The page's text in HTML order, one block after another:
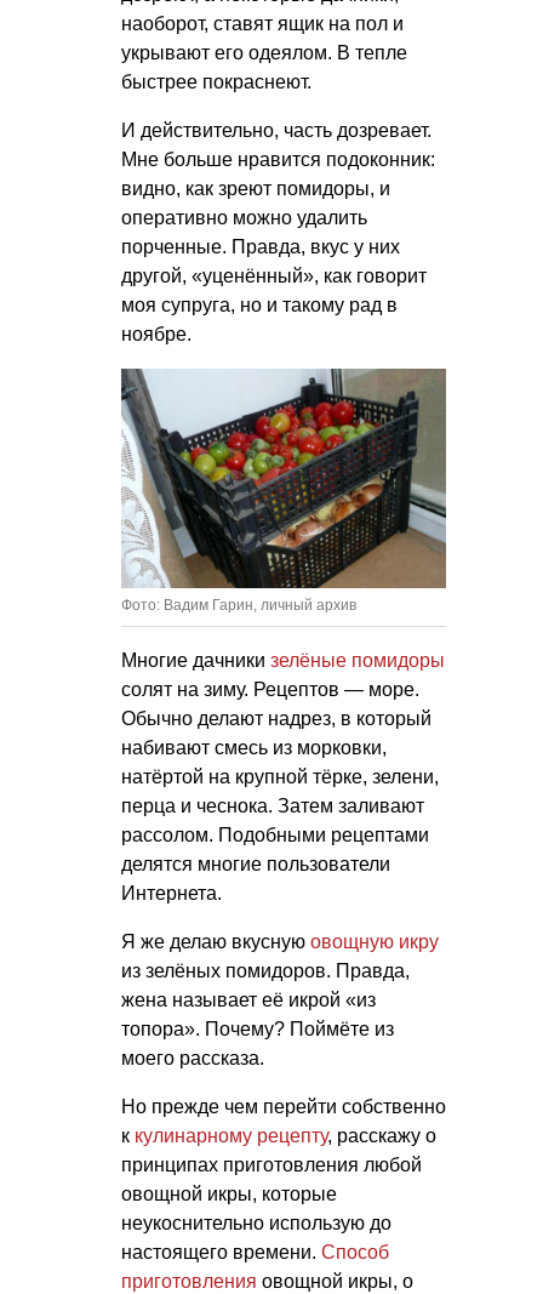
наоборот, ставят ящик на пол и
укрывают его одеялом. В тепле
быстрее покраснеют.
И действительно, часть дозревает.
Мне больше нравится подоконник:
видно, как зреют помидоры, и
оперативно можно удалить
порченные. Правда, вкус у них
другой, «уценённый», как говорит
моя супруга, но и такому рад в
ноябре.
Фото: Вадим Гарин, личный архив
Многие дачники зелёные помидоры
солят на зиму. Рецептов — море.
Обычно делают надрез, в который
набивают смесь из морковки,
натёртой на крупной тёрке, зелени,
перца и чеснока. Затем заливают
рассолом. Подобными рецептами
делятся многие пользователи
Интернета.
Я же делаю вкусную овощную икру
из зелёных помидоров. Правда,
жена называет её икрой «из
топора». Почему? Поймёте из
моего рассказа.
Но прежде чем перейти собственно
к кулинарному рецепту, расскажу о
принципах приготовления любой
овощной икры, которые
неукоснительно использую до
настоящего времени. Способ
приготовления овощной икры, о